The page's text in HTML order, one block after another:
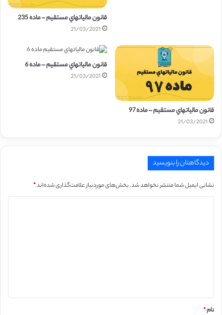
قانون مالياتهاي مستقيم – ماده 235
21/03/2021
قانون مالياتهاي مستقيم – ماده 97
21/03/2021
قانون مالياتهاي مستقيم – ماده 6
21/03/2021
دیدگاهتان را بنویسید
نشانی ایمیل شما منتشر نخواهد شد.بخش‌های موردنیاز علامت‌گذاری شده‌اند*
نام*